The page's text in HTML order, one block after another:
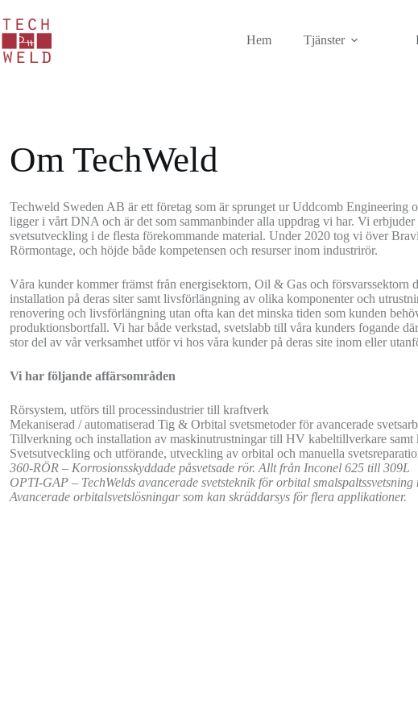
till
innehåll
Hem Tjänster
Om TechWeld
Techweld Sweden AB är ett företag som är sprunget ur Uddcomb Engineering
ligger i vårt DNA och är det som sammanbinder alla uppdrag vi har. Vi
svetsutveckling i de flesta förekommande material. Under 2020 tog vi över
Rörmontage, och höjde både kompetensen och resurser inom industrirör.
Våra kunder kommer främst från energisektorn, Oil & Gas och försvarssektorn
installation på deras siter samt livsförlängning av olika komponenter och
renovering och livsförlängning utan ofta kan det minska tiden som kunden
produktionsbortfall. Vi har både verkstad, svetslabb till våra kunders fogande
stor del av vår verksamhet utför vi hos våra kunder på deras site inom eller
Vi har följande affärsområden
Rörsystem, utförs till processindustrier till kraftverk
Mekaniserad / automatiserad Tig & Orbital svetsmetoder för avancerade
Tillverkning och installation av maskinutrustningar till HV kabeltillverkare
Svetsutveckling och utförande, utveckling av orbital och manuella
360-RÖR – Korrosionsskyddade påsvetsade rör. Allt från Inconel 625 till 309L
OPTI-GAP – TechWelds avancerade svetsteknik för orbital
Avancerade orbitalsvetslösningar som kan skräddarsys för flera applikationer.